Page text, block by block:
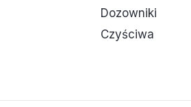
Dozowniki
Czyściwa